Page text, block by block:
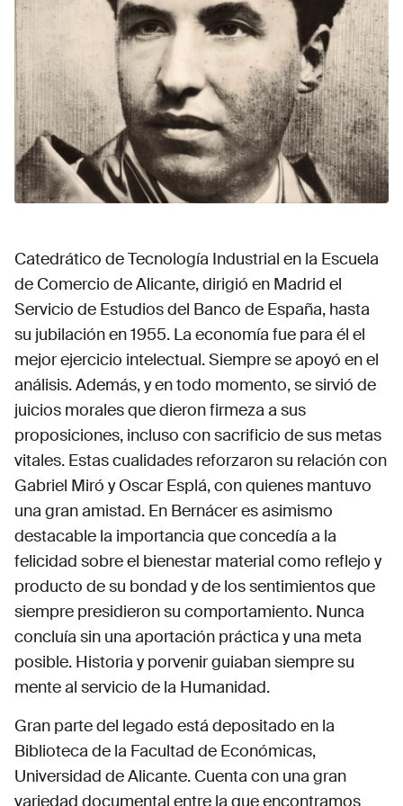
Catedrático de Tecnología Industrial en la Escuela
de Comercio de Alicante, dirigió en Madrid el
Servicio de Estudios del Banco de España, hasta
su jubilación en 1955. La economía fue para él el
mejor ejercicio intelectual. Siempre se apoyó en el
análisis. Además, y en todo momento, se sirvió de
juicios morales que dieron firmeza a sus
proposiciones, incluso con sacrificio de sus metas
vitales. Estas cualidades reforzaron su relación con
Gabriel Miró y Oscar Esplá, con quienes mantuvo
una gran amistad. En Bernácer es asimismo
destacable la importancia que concedía a la
felicidad sobre el bienestar material como reflejo y
producto de su bondad y de los sentimientos que
siempre presidieron su comportamiento. Nunca
concluía sin una aportación práctica y una meta
posible. Historia y porvenir guiaban siempre su
mente al servicio de la Humanidad.
Gran parte del legado está depositado en la
Biblioteca de la Facultad de Económicas,
Universidad de Alicante. Cuenta con una gran
variedad documental entre la que encontramos